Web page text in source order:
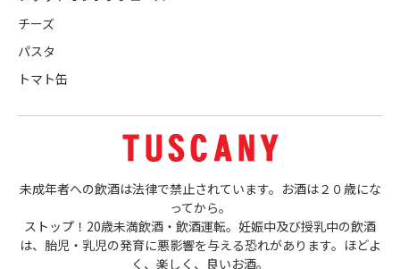
チーズ
パスタ
トマト缶
未成年者への飲酒は法律で禁止されています。お酒は２０歳にな
ってから。
ストップ！20歳未満飲酒・飲酒運転。妊娠中及び授乳中の飲酒
は、胎児・乳児の発育に悪影響を与える恐れがあります。ほどよ
く、楽しく、良いお酒。